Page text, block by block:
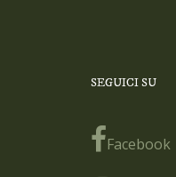
SEGUICI SU
Facebook